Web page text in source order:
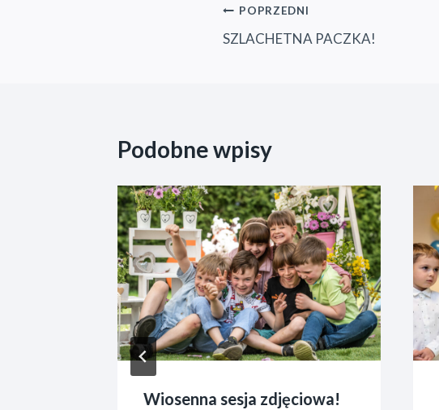
Nawigacja
wpisu
POPRZEDNI
SZLACHETNA PACZKA!
Podobne wpisy
Wiosenna sesja zdjęciowa!